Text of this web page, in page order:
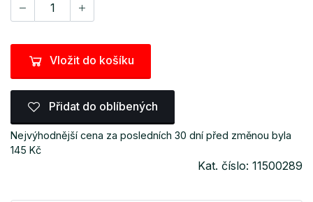
Vložit do košíku
Přidat do oblíbených
Nejvýhodnější cena za posledních 30 dní před změnou byla
145 Kč
Kat. číslo: 11500289